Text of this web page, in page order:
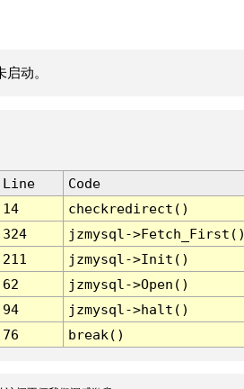
动。
Line
Code
14
checkredirect()
324
jzmysql-
211
jzmysql->Init()
62
jzmysql->Open()
94
jzmysql->halt()
76 break()